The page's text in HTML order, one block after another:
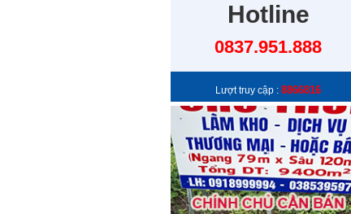
Hotline
0837.951.888
Lượt truy cập : 8866816